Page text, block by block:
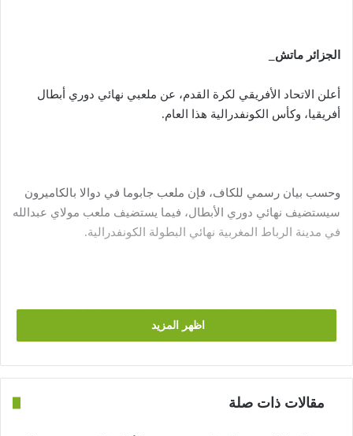
الجزائر ماتش_
أعلن الاتحاد الأفريقي لكرة القدم، عن ملعبي نهائي دوري أبطال
أفريقيا، وكأس الكونفدرالية هذا العام.
وحسب بيان رسمي للكاف، فإن ملعب جابوما في دوالا بالكاميرون
سيستضيف نهائي دوري الأبطال، فيما يستضيف ملعب مولاي عبدالله
في مدينة الرباط المغربية نهائي البطولة الكونفدرالية.
وأعلن كاف عن إقامة الدور النهائي لبطولتيه من مباراة واحدة في
ملعب محايد لأول مرة في تاريخ البطولتين، وفتح باب التقدم
اظهر المزيد
مقالات ذات صلة